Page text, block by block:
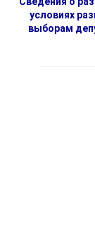
условиях
выборам